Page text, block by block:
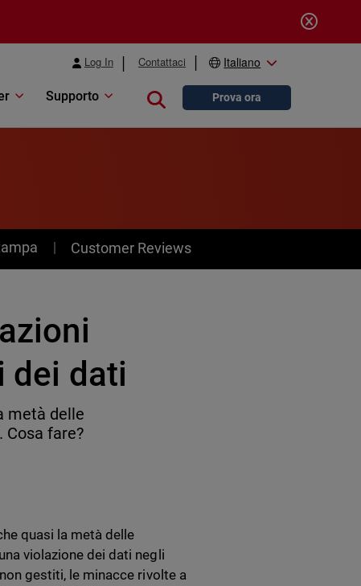
Log In Contattaci Italiano
Supporto Close searchProva ora
Customer Reviews
dei dati
metà delle
fare?
quasi la metà delle
violazione dei dati negli
gestiti, le minacce rivolte a